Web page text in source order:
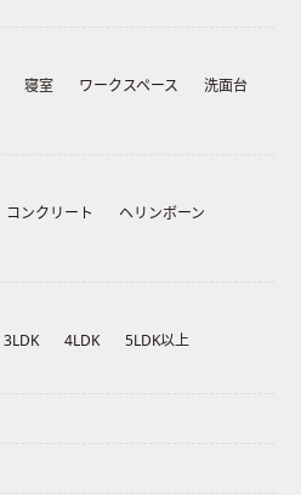
寝室 ワークスペース
洗面台
コンクリート
ヘリンボーン
3LDK 4LDK 5LDK以上